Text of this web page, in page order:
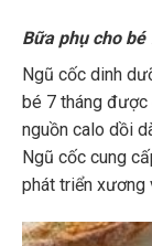
Bữa phụ cho
Ngũ cốc dinh
bé 7 tháng được
nguồn calo dồi
Ngũ cốc cung
phát triển xương